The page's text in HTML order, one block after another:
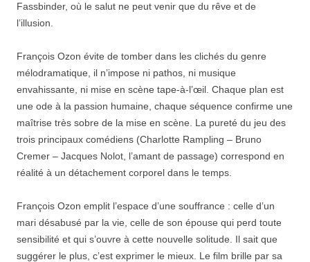
Fassbinder, où le salut ne peut venir que du rêve et de
l’illusion.
François Ozon évite de tomber dans les clichés du genre
mélodramatique, il n’impose ni pathos, ni musique
envahissante, ni mise en scène tape-à-l’œil. Chaque plan est
une ode à la passion humaine, chaque séquence confirme une
maîtrise très sobre de la mise en scène. La pureté du jeu des
trois principaux comédiens (Charlotte Rampling – Bruno
Cremer – Jacques Nolot, l’amant de passage) correspond en
réalité à un détachement corporel dans le temps.
François Ozon emplit l’espace d’une souffrance : celle d’un
mari désabusé par la vie, celle de son épouse qui perd toute
sensibilité et qui s’ouvre à cette nouvelle solitude. Il sait que
suggérer le plus, c’est exprimer le mieux. Le film brille par sa